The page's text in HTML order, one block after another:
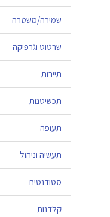
שמירה/משטרה
שרטוט וגרפיקה
תיירות
תכשיטנות
תעופה
תעשיה וניהול
סטודנטים
קלדנות